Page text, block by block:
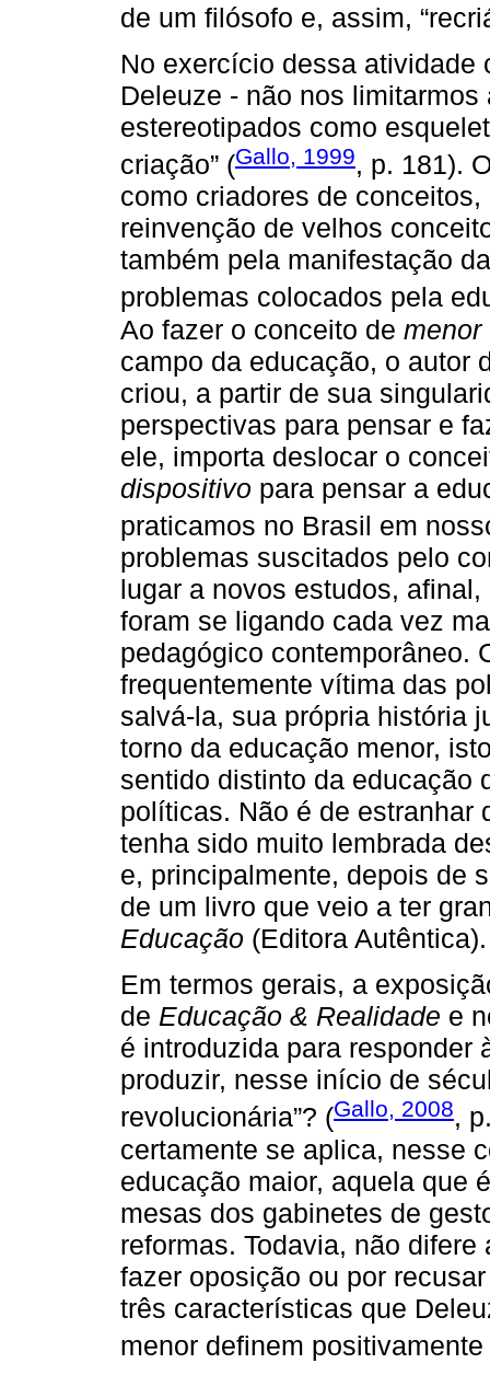
de um filósofo e, assim,
No exercício dessa atividade
Deleuze - não nos
estereotipados como
criação” (Gallo, 1999, p. 181).
como criadores de
reinvenção de velhos
também pela manifestação
problemas colocados pela
Ao fazer o conceito de menor
campo da educação, o autor
criou, a partir de sua
perspectivas para pensar e
ele, importa deslocar o
dispositivo para pensar a
praticamos no Brasil em
problemas suscitados pelo
lugar a novos estudos,
foram se ligando cada vez
pedagógico contemporâneo.
frequentemente vítima das
salvá-la, sua própria história
torno da educação menor,
sentido distinto da educação
políticas. Não é de estranhar
tenha sido muito lembrada
e, principalmente, depois de
de um livro que veio a ter
Educação (Editora Autêntica).
Em termos gerais, a
de Educação & Realidade e
é introduzida para responder
produzir, nesse início de
revolucionária”? (Gallo, 2008,
certamente se aplica, nesse
educação maior, aquela que
mesas dos gabinetes de
reformas. Todavia, não
fazer oposição ou por
três características que
menor definem